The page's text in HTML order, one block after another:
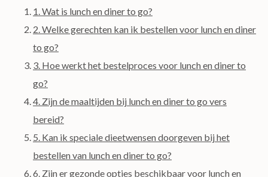
1. Wat is lunch en diner to go?
2. Welke gerechten kan ik bestellen voor lunch en diner
to go?
3. Hoe werkt het bestelproces voor lunch en diner to
go?
4. Zijn de maaltijden bij lunch en diner to go vers
bereid?
5. Kan ik speciale dieetwensen doorgeven bij het
bestellen van lunch en diner to go?
6. Zijn er gezonde opties beschikbaar voor lunch en